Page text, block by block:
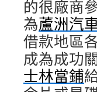
的很廠商
為蘆洲汽
借款地區
成為成功
士林當鋪